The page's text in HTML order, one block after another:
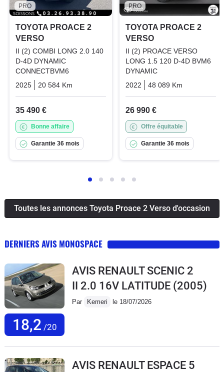
PRO
TOYOTA PROACE 2
VERSO
II (2) COMBI LONG 2.0 140
D-4D DYNAMIC
CONNECTBVM6
2025
20 584 Km Diesel
35 490 €
Bonne affaire
Garantie 36 mois
PRO
TOYOTA PROACE 2
VERSO
II (2) PROACE VERSO
LONG 1.5 120 D-4D BVM6
DYNAMIC
2022
48 089 Km
26 990 €
Offre équitable
Garantie 36 mois
Toutes les annonces Toyota Proace 2 Verso d'occasion
DERNIERS AVIS MONOSPACE
18,2 /20
AVIS RENAULT SCENIC 2
II 2.0 16V LATITUDE (2005)
Par Kemeri le 18/07/2026
AVIS RENAULT ESPACE 5